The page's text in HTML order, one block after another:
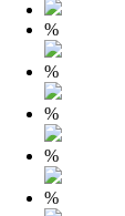
%
%
%
%
%